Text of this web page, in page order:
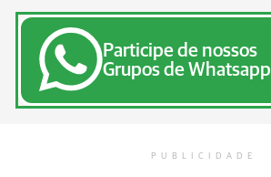
Participe de nossos
Grupos de Whatsapp
PUBLICIDADE